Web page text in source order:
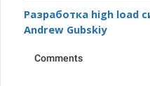
Разработка high load
Andrew Gubskiy